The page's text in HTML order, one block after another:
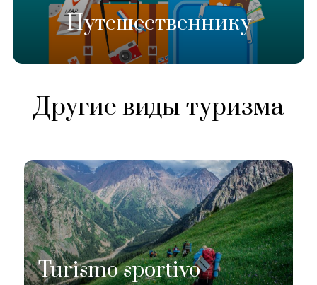
Путешественнику
Другие виды туризма
Turismo sportivo